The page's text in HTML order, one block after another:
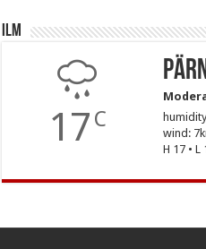
Ilm
17 C
wind:
H 17 • L